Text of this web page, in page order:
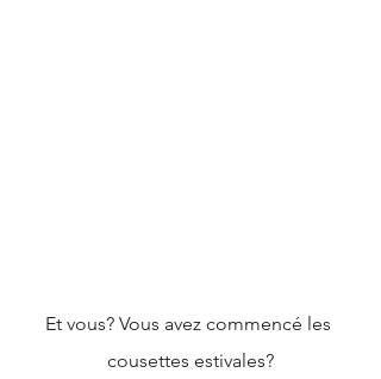
Et vous? Vous avez commencé les
cousettes estivales?